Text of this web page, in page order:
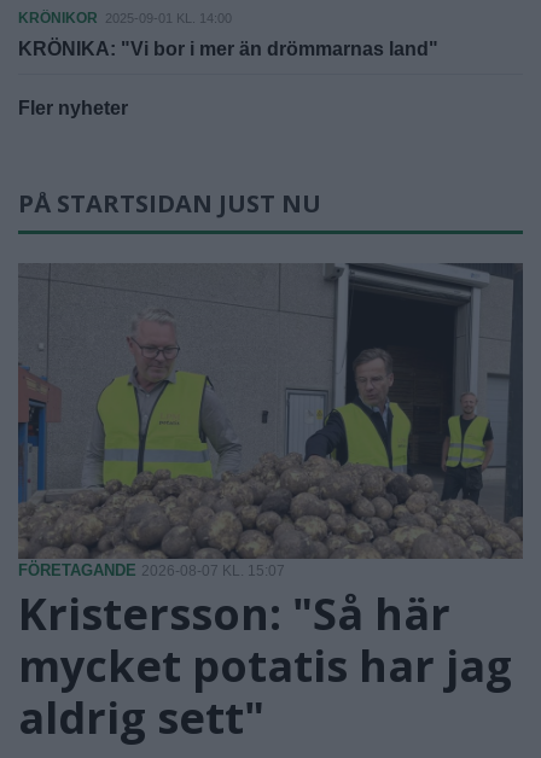
KRÖNIKOR 2025-09-01 KL. 14:00
KRÖNIKA: "Vi bor i mer än drömmarnas land"
Fler nyheter
PÅ STARTSIDAN JUST NU
FÖRETAGANDE 2026-08-07 KL. 15:07
Kristersson: "Så här
mycket potatis har jag
aldrig sett"